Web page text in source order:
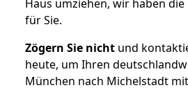
Haus umziehen, wir haben
für Sie.
Zögern Sie nicht und
heute, um Ihren
München nach Michelstadt